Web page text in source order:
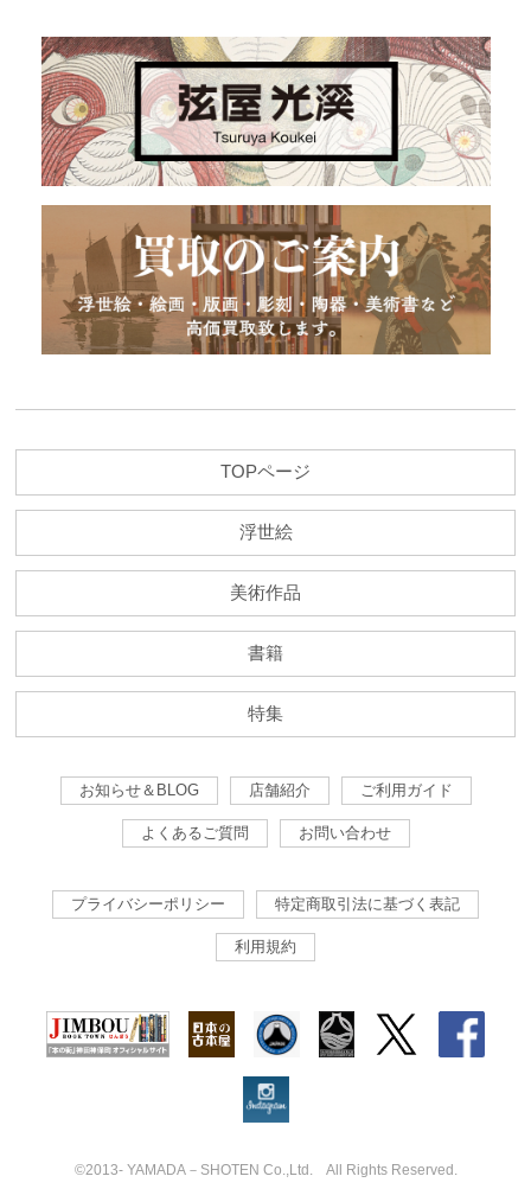
TOPページ
浮世絵
美術作品
書籍
特集
お知らせ＆BLOG 店舗紹介 ご利用ガイド
よくあるご質問 お問い合わせ
プライバシーポリシー 特定商取引法に基づく表記
利用規約
©2013- YAMADA－SHOTEN Co.,Ltd. All Rights Reserved.